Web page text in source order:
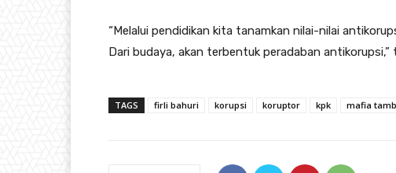
“Melalui pendidikan kita tanamkan nilai-nilai
Dari budaya, akan terbentuk peradaban antikorupsi,”
TAGS firli bahuri korupsi koruptor kpk mafia